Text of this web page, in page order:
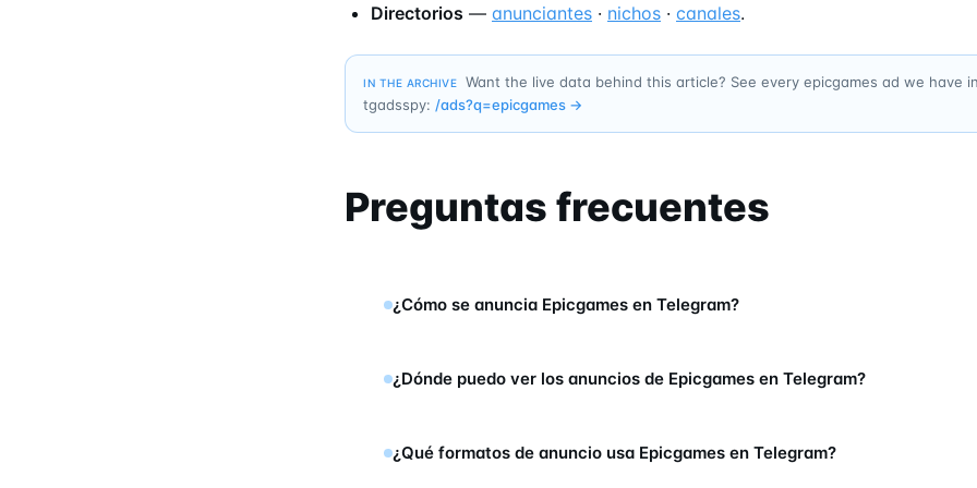
Directorios — anunciantes · nichos · canales.
IN THE ARCHIVE
Want the live data behind this article? See every epicgames ad we have
tgadsspy: /ads?q=epicgames →
Preguntas frecuentes
¿Cómo se anuncia Epicgames en Telegram?
¿Dónde puedo ver los anuncios de Epicgames en Telegram?
¿Qué formatos de anuncio usa Epicgames en Telegram?